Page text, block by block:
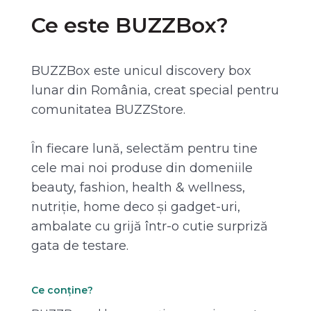
Ce este BUZZBox?
BUZZBox este unicul discovery box
lunar din România, creat special pentru
comunitatea BUZZStore.
În fiecare lună, selectăm pentru tine
cele mai noi produse din domeniile
beauty, fashion, health & wellness,
nutriție, home deco și gadget-uri,
ambalate cu grijă într-o cutie surpriză
gata de testare.
Ce conține?